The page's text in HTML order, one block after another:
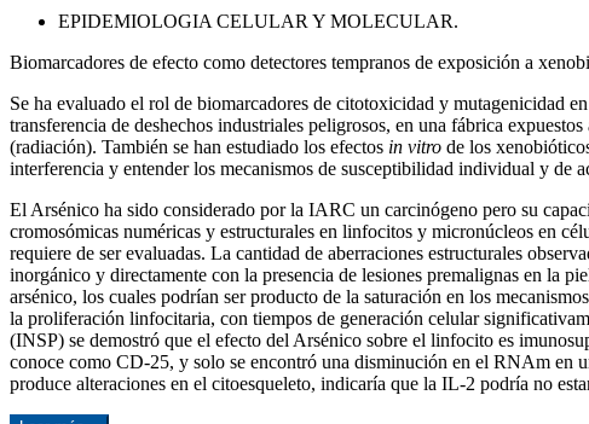
EPIDEMIOLOGIA CELULAR Y MOLECULAR.
Biomarcadores de efecto como detectores tempranos de exposición a
Se ha evaluado el rol de biomarcadores de citotoxicidad y mutagenicidad
transferencia de deshechos industriales peligrosos, en una fábrica
(radiación). También se han estudiado los efectos in vitro de los
interferencia y entender los mecanismos de susceptibilidad individual y de
El Arsénico ha sido considerado por la IARC un carcinógeno pero su
cromosómicas numéricas y estructurales en linfocitos y micronúcleos en
requiere de ser evaluadas. La cantidad de aberraciones estructurales
inorgánico y directamente con la presencia de lesiones premalignas en la
arsénico, los cuales podrían ser producto de la saturación en los
la proliferación linfocitaria, con tiempos de generación celular
(INSP) se demostró que el efecto del Arsénico sobre el linfocito es
conoce como CD-25, y solo se encontró una disminución en el RNAm en
produce alteraciones en el citoesqueleto, indicaría que la IL-2 podría no